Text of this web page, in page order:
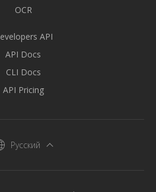
OCR
API
API Docs
CLI Docs
API Pricing
Русский